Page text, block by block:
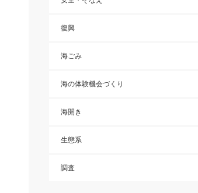
復興
海ごみ
海の体験機会づくり
海開き
生態系
調査